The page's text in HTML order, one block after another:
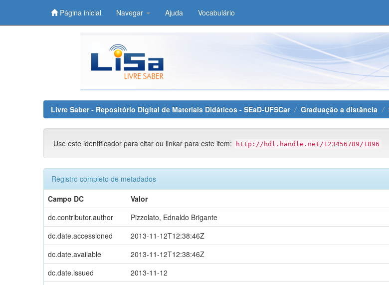
Página inicial Navegar Ajuda Vocabulário
Livre Saber - Repositório Digital de Materiais Didáticos - SEaD-UFSCar Graduação a distância
Use este identificador para citar ou linkar para este item: http://hdl.handle.net/123456789/1896
Registro completo de metadados
Campo DC
Valor
dc.contributor.author
Pizzolato, Ednaldo Brigante
dc.date.accessioned
2013-11-12T12:38:46Z
dc.date.available
2013-11-12T12:38:46Z
dc.date.issued
2013-11-12